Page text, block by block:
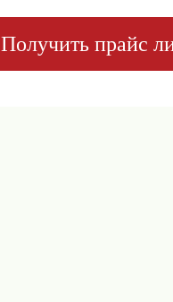
Получить прайс